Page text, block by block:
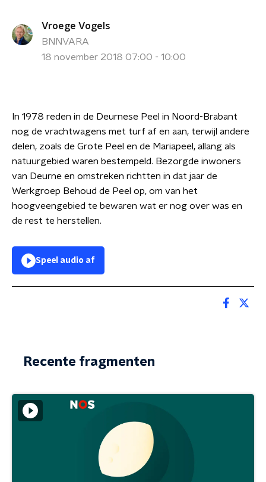
Vroege Vogels
BNNVARA
18 november 2018 07:00 - 10:00
In 1978 reden in de Deurnese Peel in Noord-Brabant
nog de vrachtwagens met turf af en aan, terwijl andere
delen, zoals de Grote Peel en de Mariapeel, allang als
natuurgebied waren bestempeld. Bezorgde inwoners
van Deurne en omstreken richtten in dat jaar de
Werkgroep Behoud de Peel op, om van het
hoogveengebied te bewaren wat er nog over was en
de rest te herstellen.
Speel audio af
Recente fragmenten